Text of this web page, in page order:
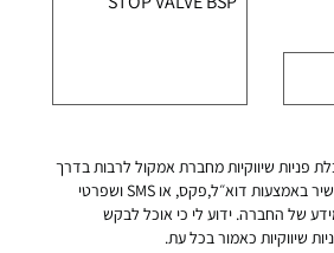
פניות שיווקיות מחברת אמקול לרבות בדרך
של שירותי דיוור ישיר באמצעות דוא״ל,פקס, או SMS ושפרטי
של החברה. ידוע לי כי אוכל לבקש
שיווקיות כאמור בכל עת.